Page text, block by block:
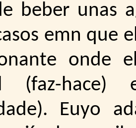
beber unas
emn que
onde
(faz-hace)
Euyo